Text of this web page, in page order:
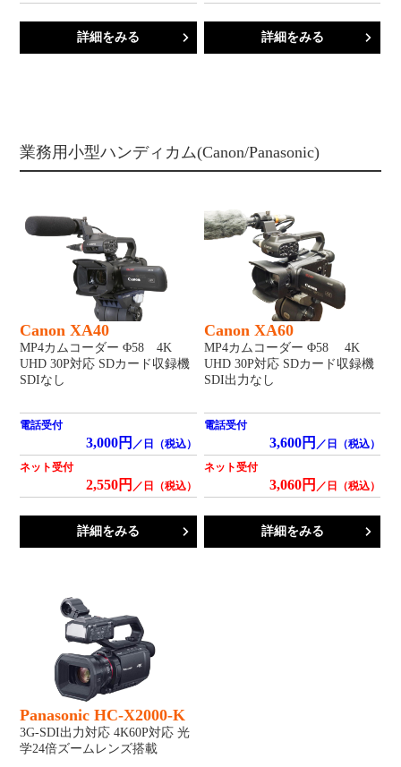
詳細をみる 詳細をみる
業務用小型ハンディカム(Canon/Panasonic)
Canon XA40
MP4カムコーダー Φ58 4K
UHD 30P対応 SDカード収録機
SDIなし
電話受付
3,000円 ／日（税込）
ネット受付
2,550円 ／日（税込）
詳細をみる
Canon XA60
MP4カムコーダー Φ58 4K
UHD 30P対応 SDカード収録機
SDI出力なし
電話受付
3,600円 ／日（税込）
ネット受付
3,060円 ／日（税込）
詳細をみる
Panasonic HC-X2000-K
3G-SDI出力対応 4K60P対応 光
学24倍ズームレンズ搭載